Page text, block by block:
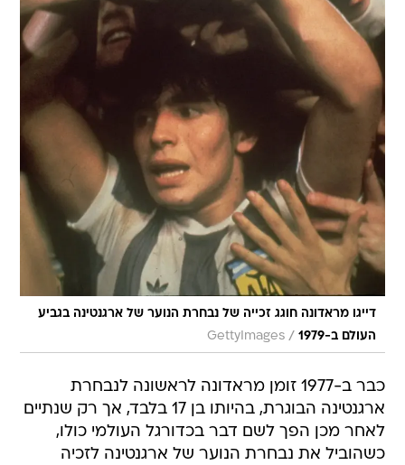
דייגו מראדונה חוגג זכייה של נבחרת הנוער של ארגנטינה בגביע
העולם ב-1979
/
GettyImages
כבר ב-1977 זומן מראדונה לראשונה לנבחרת
ארגנטינה הבוגרת, בהיותו בן 17 בלבד, אך רק שנתיים
לאחר מכן הפך לשם דבר בכדורגל העולמי כולו,
כשהוביל את נבחרת הנוער של ארגנטינה לזכיה